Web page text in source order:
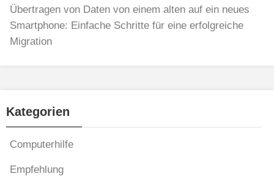
Übertragen von Daten von einem alten auf ein neues
Smartphone: Einfache Schritte für eine erfolgreiche
Migration
Kategorien
Computerhilfe
Empfehlung